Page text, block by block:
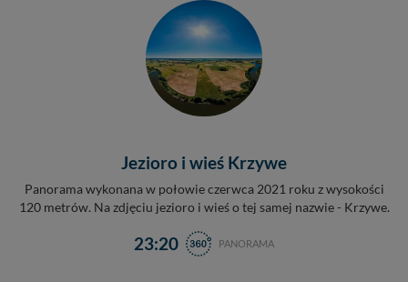
Jezioro i wieś Krzywe
Panorama wykonana w połowie czerwca 2021 roku z wysokości
120 metrów. Na zdjęciu jezioro i wieś o tej samej nazwie - Krzywe.
23:20 PANORAMA